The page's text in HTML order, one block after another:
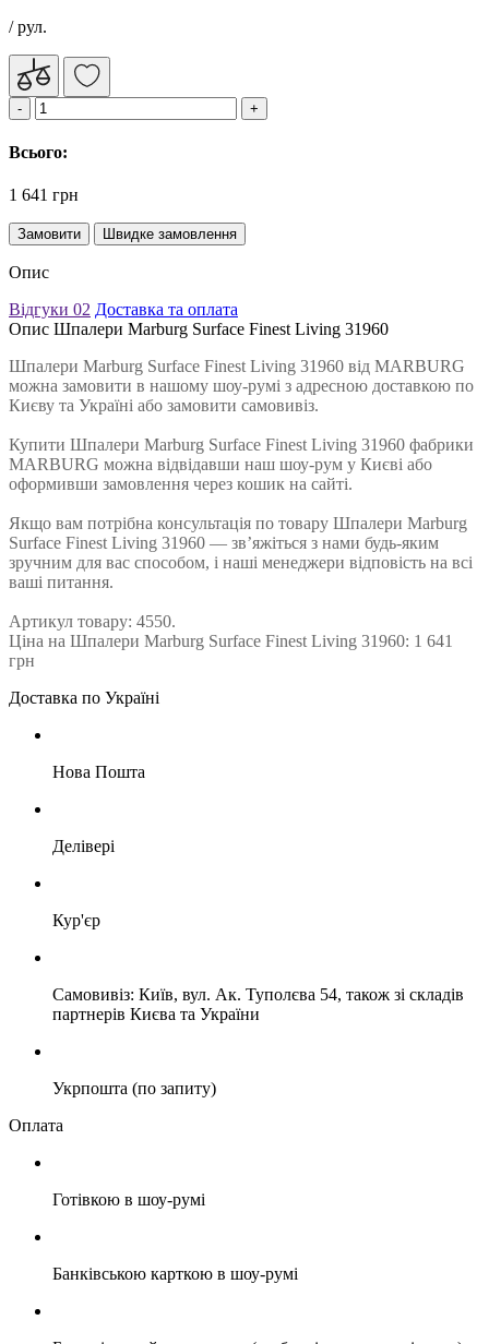
/ рул.
Всього:
1 641 грн
Замовити Швидке замовлення
Опис
Відгуки 02 Доставка та оплата
Опис Шпалери Marburg Surface Finest Living 31960
Шпалери Marburg Surface Finest Living 31960 від MARBURG
можна замовити в нашому шоу-румі з адресною доставкою по
Києву та Україні або замовити самовивіз.
Купити Шпалери Marburg Surface Finest Living 31960 фабрики
MARBURG можна відвідавши наш шоу-рум у Києві або
оформивши замовлення через кошик на сайті.
Якщо вам потрібна консультація по товару Шпалери Marburg
Surface Finest Living 31960 — зв’яжіться з нами будь-яким
зручним для вас способом, і наші менеджери відповість на всі
ваші питання.
Артикул товару: 4550.
Ціна на Шпалери Marburg Surface Finest Living 31960: 1 641
грн
Доставка по Україні
Нова Пошта
Делівері
Кур'єр
Самовивіз: Київ, вул. Ак. Туполєва 54, також зі складів
партнерів Києва та України
Укрпошта (по запиту)
Оплата
Готівкою в шоу-румі
Банківською карткою в шоу-румі